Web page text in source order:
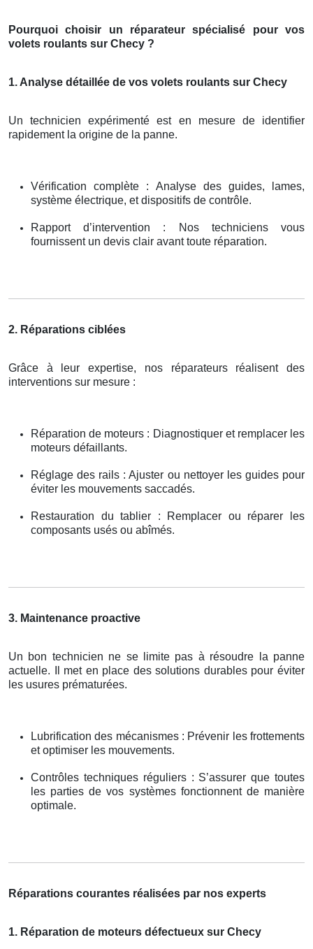
Pourquoi choisir un réparateur spécialisé pour vos
volets roulants sur Checy ?
1. Analyse détaillée de vos volets roulants sur Checy
Un technicien expérimenté est en mesure de identifier
rapidement la origine de la panne.
Vérification complète : Analyse des guides, lames,
système électrique, et dispositifs de contrôle.
Rapport d’intervention : Nos techniciens vous
fournissent un devis clair avant toute réparation.
2. Réparations ciblées
Grâce à leur expertise, nos réparateurs réalisent des
interventions sur mesure :
Réparation de moteurs : Diagnostiquer et remplacer les
moteurs défaillants.
Réglage des rails : Ajuster ou nettoyer les guides pour
éviter les mouvements saccadés.
Restauration du tablier : Remplacer ou réparer les
composants usés ou abîmés.
3. Maintenance proactive
Un bon technicien ne se limite pas à résoudre la panne
actuelle. Il met en place des solutions durables pour éviter
les usures prématurées.
Lubrification des mécanismes : Prévenir les frottements
et optimiser les mouvements.
Contrôles techniques réguliers : S’assurer que toutes
les parties de vos systèmes fonctionnent de manière
optimale.
Réparations courantes réalisées par nos experts
1. Réparation de moteurs défectueux sur Checy